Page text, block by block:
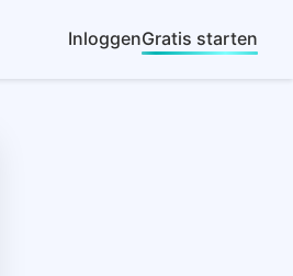
InloggenGratis starten